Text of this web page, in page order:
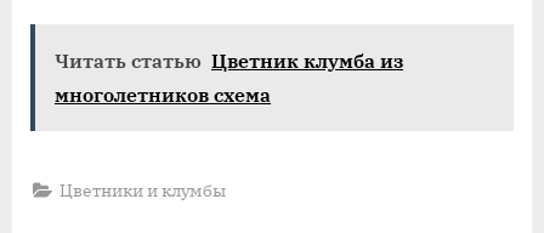
Читать статью Цветник клумба из
многолетников схема
Цветники и клумбы